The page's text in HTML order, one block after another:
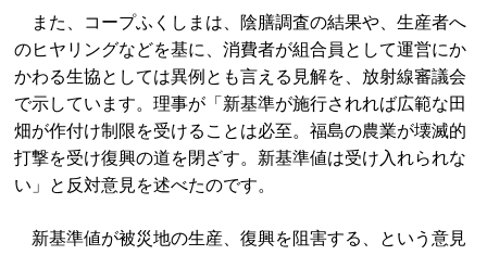
また、コープふくしまは、陰膳調査の結果や、生産者へ
のヒヤリングなどを基に、消費者が組合員として運営にか
かわる生協としては異例とも言える見解を、放射線審議会
で示しています。理事が「新基準が施行されれば広範な田
畑が作付け制限を受けることは必至。福島の農業が壊滅的
打撃を受け復興の道を閉ざす。新基準値は受け入れられな
い」と反対意見を述べたのです。
新基準値が被災地の生産、復興を阻害する、という意見